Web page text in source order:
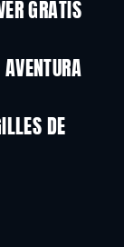
GRATIS
DE